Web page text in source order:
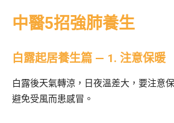
中醫5招強肺養生
白露起居養生篇 — 1. 注意保暖
白露後天氣轉涼，日夜溫差大，要注意
避免受風而患感冒。